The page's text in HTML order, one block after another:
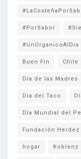
#PorSabor
#UnOrganicoAlDia
Buen Fin Chile
Día de las Madres
Día del Taco
Día Mundial del
Fundación Herdez
hogar Koblenz